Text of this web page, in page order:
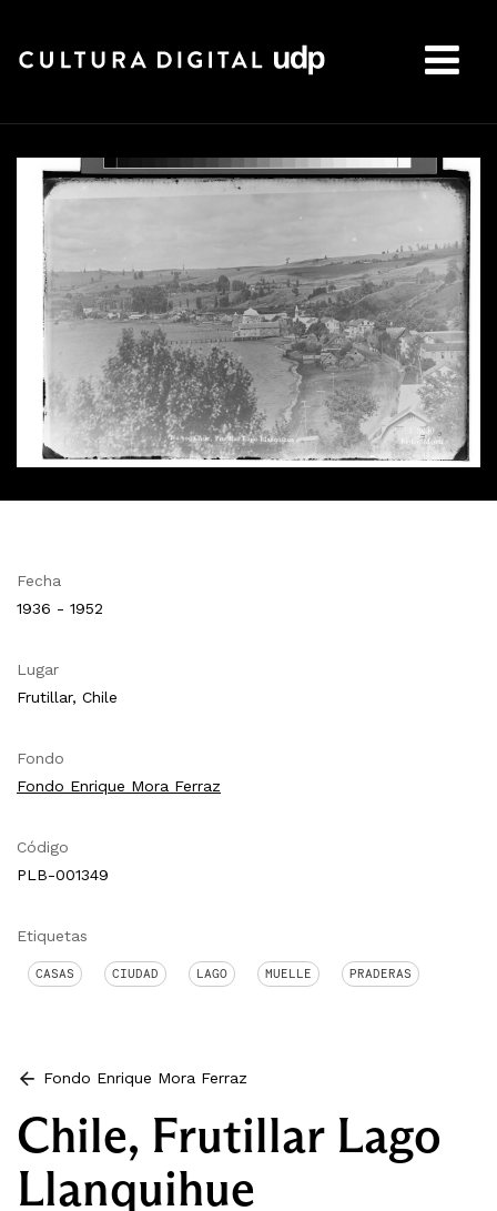
Fecha
1936 - 1952
Lugar
Frutillar, Chile
Fondo
Fondo Enrique Mora Ferraz
Código
PLB-001349
Etiquetas
CASAS CIUDAD LAGO MUELLE PRADERAS
Fondo Enrique Mora Ferraz
Chile, Frutillar Lago
Llanquihue